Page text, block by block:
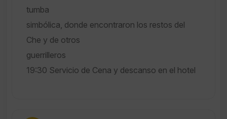
tumba
simbólica, donde encontraron los restos del
Che y de otros
guerrilleros
19:30 Servicio de Cena y descanso en el hotel